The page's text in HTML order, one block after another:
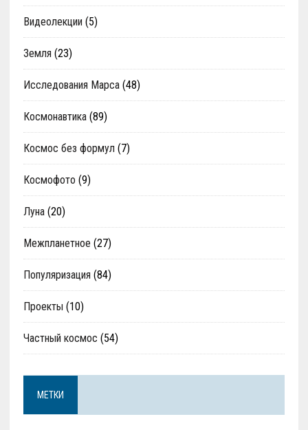
Видеолекции (5)
Земля (23)
Исследования Марса(48)
Космонавтика(89)
Космос без формул (7)
Космофото (9)
Луна(20)
Межпланетное (27)
Популяризация (84)
Проекты (10)
Частный космос (54)
МЕТКИ